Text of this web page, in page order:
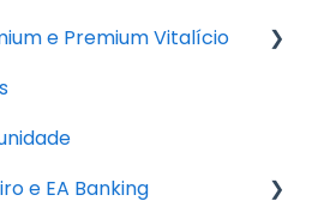
Juntose Premium Vitalício
Artificial
e EA Banking